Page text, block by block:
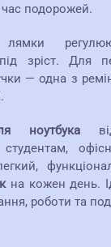
подорожей.
лямки
зріст. Для
— одна з
ноутбука
на кожен день.
роботи та